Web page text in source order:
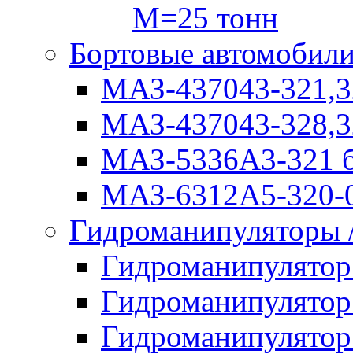
М=25 тонн
Бортовые
МАЗ-437043-
МАЗ-437043-
МАЗ-5336А3-321
МАЗ-6312А5-320-